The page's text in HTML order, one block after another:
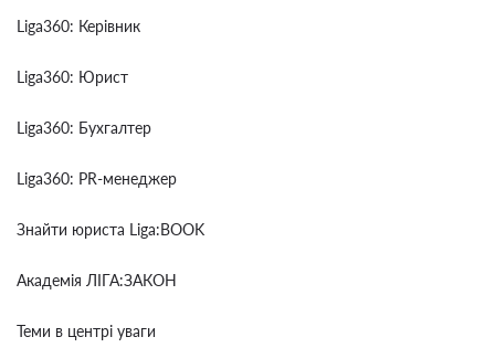
Liga360: Керівник
Liga360: Юрист
Liga360: Бухгалтер
Liga360: PR-менеджер
Знайти юриста Liga:BOOK
Академія ЛІГА:ЗАКОН
Теми в центрі уваги